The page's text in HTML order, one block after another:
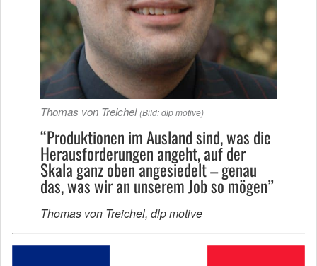
Thomas von Treichel (Bild: dlp motive)
“Produktionen im Ausland sind, was die
Herausforderungen angeht, auf der
Skala ganz oben angesiedelt – genau
das, was wir an unserem Job so mögen”
Thomas von Treichel, dlp motive